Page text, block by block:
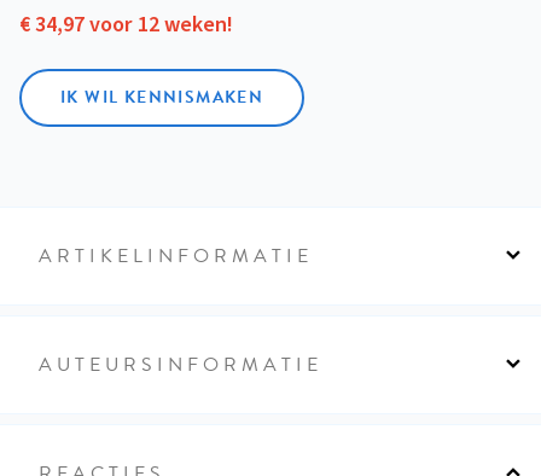
€ 34,97 voor 12 weken!
IK WIL KENNISMAKEN
ARTIKELINFORMATIE
AUTEURSINFORMATIE
REACTIES